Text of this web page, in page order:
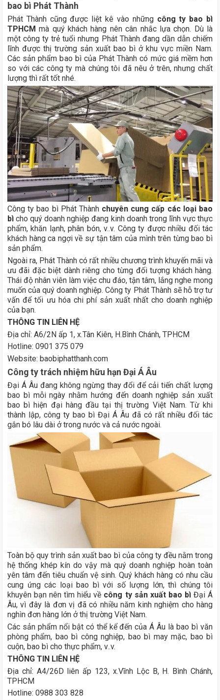
bao bì Phát Thành
Phát Thành cũng được liệt kê vào những công ty bao bì
TPHCMmà quý khách hàng nên cân nhắc lựa chọn. Dù là
một công ty trẻ tuổi nhưng Phát Thành đang dần dẫn chiếm
lĩnh được thị trường sản xuất bao bì ở khu vực miền Nam.
Các sản phẩm bao bì của Phát Thành có mức giá mềm hơn
so với các công ty mà chúng tôi đã nêu ở trên, nhưng chất
lượng thì rất tốt nhé.
Công ty bao bì Phát Thành chuyên cung cấp các loại bao
bì cho quý doanh nghiệp đang kinh doanh trong lĩnh vực thực
phẩm, khăn lạnh, phân bón, v..v. Công ty được nhiều đối tác
khách hàng ca ngợi về sự tận tâm của mình trên từng bao bì
sản phẩm.
Ngoài ra, Phát Thành có rất nhiều chương trình khuyến mãi và
ưu đãi đặc biệt dành riêng cho từng đối tượng khách hàng.
Thái độ nhân viên làm việc chu đáo, tận tâm, lắng nghe mong
muốn của quý doanh nghiệp. Công ty Phát Thành sẽ hỗ trợ tư
vấn để tối ưu hóa chi phí sản xuất nhất cho doanh nghiệp
của bạn.
THÔNG TIN LIÊN HỆ
Địa chỉ: A6/2N ấp 1, x.Tân Kiên, H.Bình Chánh, TPHCM
Hotline: 0901 375 079
Website: baobiphatthanh.com
Công ty trách nhiệm hữu hạn Đại Á Âu
Đại Á Âu đang không ngừng thay đổi để cải tiến chất lượng
bao bì mỗi ngày nhằm hướng đến doanh nghiệp sản xuất
bao bì hiện đại hàng đầu tại thị trường Việt Nam. Từ khi
thành lập, công ty bao bì Đại Á Âu đã có rất nhiều đối tác
gắn bó lâu dài ở trong nước và cả nước ngoài.
Toàn bộ quy trình sản xuất bao bì của công ty đều nằm trong
hệ thống khép kín do vậy mà quý doanh nghiệp hoàn toàn
yên tâm đến tiêu chuẩn vệ sinh. Quý khách hàng có nhu cầu
cung ứng các loại bao bì với số lượng lớn, thì chúng tôi
khuyên bạn nên tìm hiểu về công ty sản xuất bao bìĐại Á
Âu, vì đây là đơn vị đã có nhiều năm kinh nghiệm cho hàng
nghìn đơn hàng lớn ở thị trường Việt Nam.
Các sản phẩm nổi bật có thể kể đến của Á Âu là bao bì văn
phòng phẩm, bao bì công nghiệp, bao bì may mặc, bao bì
cuộn, bao bì cho thực phẩm, v..v.
THÔNG TIN LIÊN HỆ
Địa chỉ: A4/26D liên ấp 123, x.Vĩnh Lộc B, H. Bình Chánh,
TPHCM
Hotline: 0988 303 828